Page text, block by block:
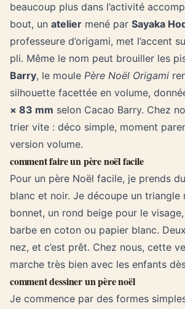
beaucoup plus dans l’activité
bout, un atelier mené par Sayaka
professeure d’origami, met l’accent
pli. Même le nom peut brouiller les
Barry, le moule Père Noël Origami
silhouette facettée en volume,
× 83 mm selon Cacao Barry. Chez
trier vite : déco simple, moment
version volume.
comment faire un père noël facile
Pour un père Noël facile, je prends
blanc et noir. Je découpe un triangle
bonnet, un rond beige pour le visage,
barbe en coton ou papier blanc.
nez, et c’est prêt. Chez nous, cette
marche très bien avec les enfants
comment dessiner un père noël
Je commence par des formes